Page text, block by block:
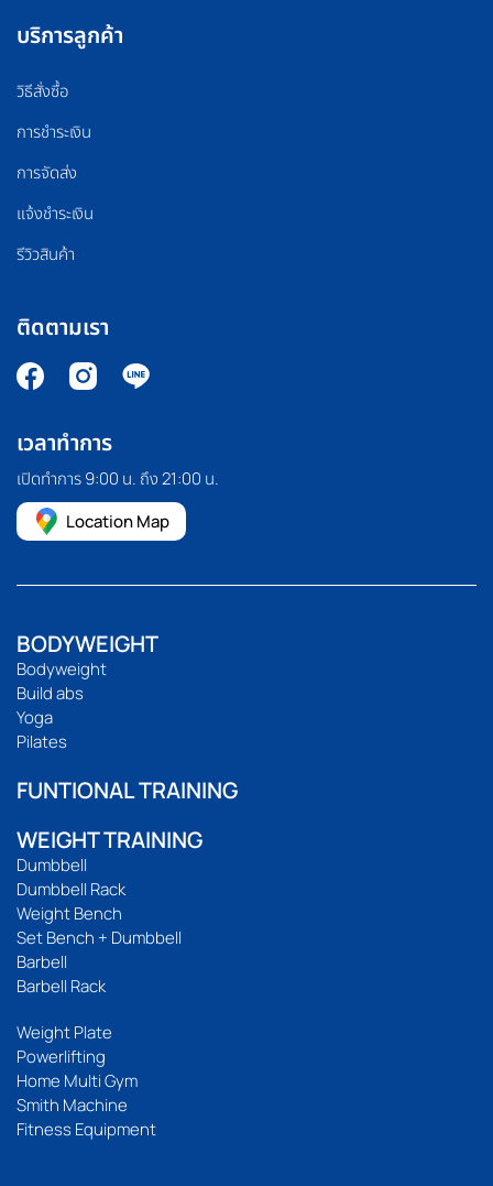
บริการลูกค้า
วิธีสั่งซื้อ
การชำระเงิน
การจัดส่ง
แจ้งชำระเงิน
รีวิวสินค้า
ติดตามเรา
เวลาทำการ
เปิดทำการ 9:00 น. ถึง 21:00 น.
Location Map
BODYWEIGHT
Bodyweight
Build abs
Yoga
Pilates
FUNTIONAL TRAINING
WEIGHT TRAINING
Dumbbell
Dumbbell Rack
Weight Bench
Set Bench + Dumbbell
Barbell
Barbell Rack
Weight Plate
Powerlifting
Home Multi Gym
Smith Machine
Fitness Equipment